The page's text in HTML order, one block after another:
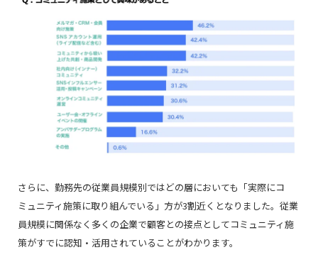
さらに、勤務先の従業員規模別ではどの層においても「実際にコ
ミュニティ施策に取り組んでいる」方が3割近くとなりました。従業
員規模に関係なく多くの企業で顧客との接点としてコミュニティ施
策がすでに認知・活用されていることがわかります。